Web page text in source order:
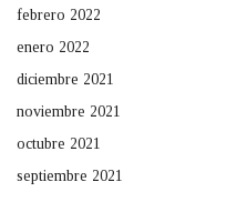
febrero 2022
enero 2022
diciembre 2021
noviembre 2021
octubre 2021
septiembre 2021